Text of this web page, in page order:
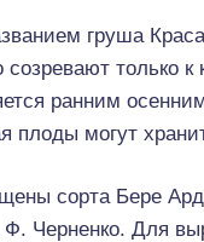
груша
только к
ранним
плоды могут
сорта Бере
Ф. Черненко. Для